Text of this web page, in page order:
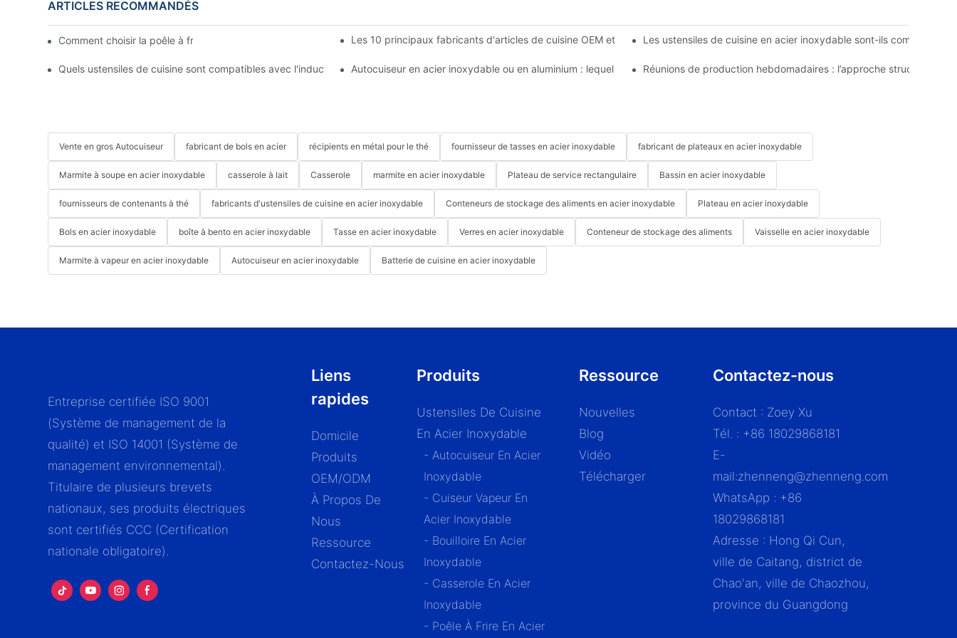
ARTICLES RECOMMANDÉS
Comment choisir la poêle à frire en acier inoxydable parfaite Les 10 principaux fabricants d'articles de cuisine OEM et ODM en ChineLes ustensiles de cuisine en acier inoxydable sont-ils compatibles
Quels ustensiles de cuisine sont compatibles avec l'induction ? Autocuiseur en acier inoxydable ou en aluminium : lequel est le meilleur ?Réunions de production hebdomadaires : l’approche structurée
Vente en gros Autocuiseur fabricant de bols en acier récipients en métal pour le thé fournisseur de tasses en acier inoxydable fabricant de plateaux en acier inoxydable
Marmite à soupe en acier inoxydable casserole à lait Casserole marmite en acier inoxydable Plateau de service rectangulaire Bassin en acier inoxydable
fournisseurs de contenants à thé fabricants d'ustensiles de cuisine en acier inoxydable Conteneurs de stockage des aliments en acier inoxydable Plateau en acier inoxydable
Bols en acier inoxydable boîte à bento en acier inoxydable Tasse en acier inoxydable Verres en acier inoxydable Conteneur de stockage des aliments Vaisselle en acier inoxydable
Marmite à vapeur en acier inoxydable Autocuiseur en acier inoxydable Batterie de cuisine en acier inoxydable
Entreprise certifiée ISO 9001
(Système de management de la
qualité) et ISO 14001 (Système de
management environnemental).
Titulaire de plusieurs brevets
nationaux, ses produits électriques
sont certifiés CCC (Certification
nationale obligatoire).
Liens
rapides
Domicile
Produits
OEM/ODM
À Propos De
Nous
Ressource
Contactez-Nous
Produits
Ustensiles De Cuisine
En Acier Inoxydable
- Autocuiseur En Acier
Inoxydable
- Cuiseur Vapeur En
Acier Inoxydable
- Bouilloire En Acier
Inoxydable
- Casserole En Acier
Inoxydable
- Poêle À Frire En Acier
Ressource
Nouvelles
Blog
Vidéo
Télécharger
Contactez-nous
Contact : Zoey Xu
Tél. : +86 18029868181
E-
mail:zhenneng@zhenneng.com
WhatsApp : +86
18029868181
Adresse : Hong Qi Cun,
ville de Caitang, district de
Chao'an, ville de Chaozhou,
province du Guangdong